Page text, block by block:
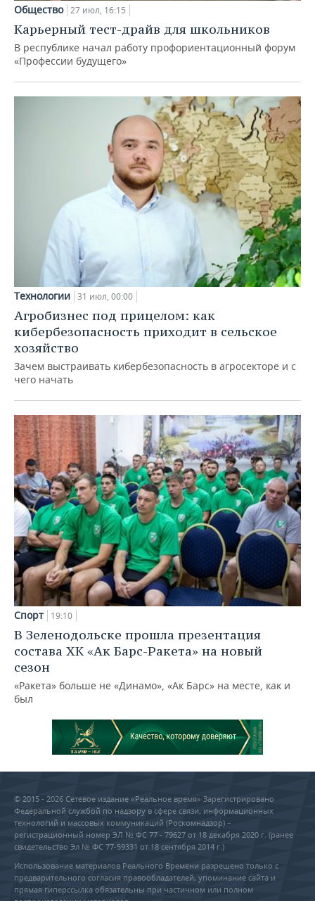
Общество 27 июл, 16:15
Карьерный тест-драйв для школьников
В республике начал работу профориентационный форум
«Профессии будущего»
Технологии 31 июл, 00:00
Агробизнес под прицелом: как
кибербезопасность приходит в сельское
хозяйство
Зачем выстраивать кибербезопасность в агросекторе и с
чего начать
Спорт 19:10
В Зеленодольске прошла презентация
состава ХК «Ак Барс-Ракета» на новый
сезон
«Ракета» больше не «Динамо», «Ак Барс» на месте, как и
был
© 2015 - 2026 Сетевое издание «Реальное время» Зарегистрировано
Федеральной службой по надзору в сфере связи, информационных
технологий и массовых коммуникаций (Роскомнадзор) –
регистрационный номер ЭЛ № ФС 77 - 79627 от 18 декабря 2020 г. (ранее
свидетельство Эл № ФС 77-59331 от 18 сентября 2014 г.)
Использование материалов Реального Времени разрешено только с
предварительного согласия правообладателей, упоминание сайта и
прямая гиперссылка обязательны при частичном или полном